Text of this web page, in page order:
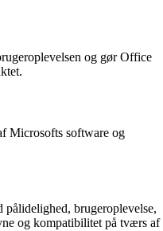
og gør Office
Microsofts software og
pålidelighed, brugeroplevelse,
og kompatibilitet på tværs af